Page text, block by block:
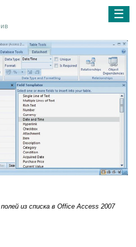
☰
из списка в Office Access 2007